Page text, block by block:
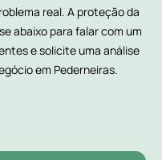
real. A proteção da
abaixo para falar com um
e solicite uma análise
em Pederneiras.